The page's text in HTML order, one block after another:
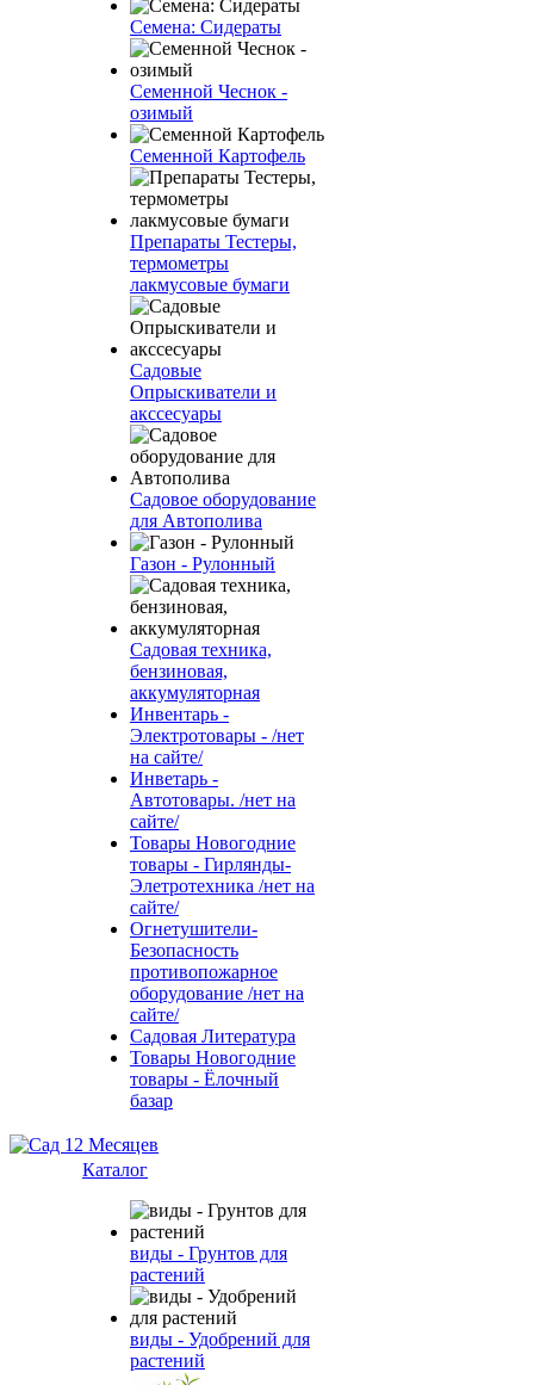
Семена: Сидераты
Семенной Чеснок -
озимый
Семенной Картофель
Препараты Тестеры,
термометры
лакмусовые бумаги
Садовые
Опрыскиватели и
акссесуары
Садовое оборудование
для Автополива
Газон - Рулонный
Садовая техника,
бензиновая,
аккумуляторная
Инвентарь -
Электротовары - /нет
на сайте/
Инветарь -
Автотовары. /нет на
сайте/
Товары Новогодние
товары - Гирлянды-
Элетротехника /нет на
сайте/
Огнетушители-
Безопасность
противопожарное
оборудование /нет на
сайте/
Садовая Литература
Товары Новогодние
товары - Ёлочный
базар
Каталог
виды - Грунтов для
растений
виды - Удобрений для
растений